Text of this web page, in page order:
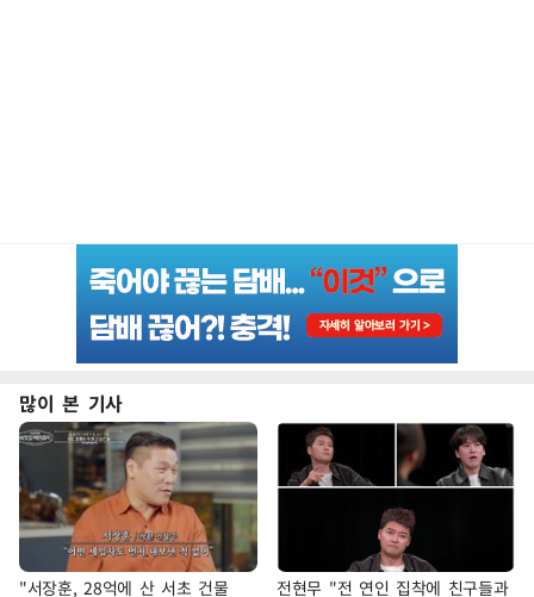
많이 본 기사
"서장훈, 28억에 산 서초 건물
전현무 "전 연인 집착에 친구들과